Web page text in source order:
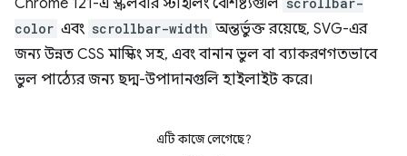
Chrome 121-এ স্ক্রলবার স্টাইলিং বৈশিষ্ট্যগুলি
color এবং scrollbar-width অন্তর্ভুক্ত রয়েছে, SVG-এর
জন্য উন্নত CSS মাস্কিং সহ, এবং বানান ভুল বা ব্যাকরণগতভাবে
ভুল পাঠ্যের জন্য ছদ্ম-উপাদানগুলি হাইলাইট করে।
এটি কাজে লেগেছে?